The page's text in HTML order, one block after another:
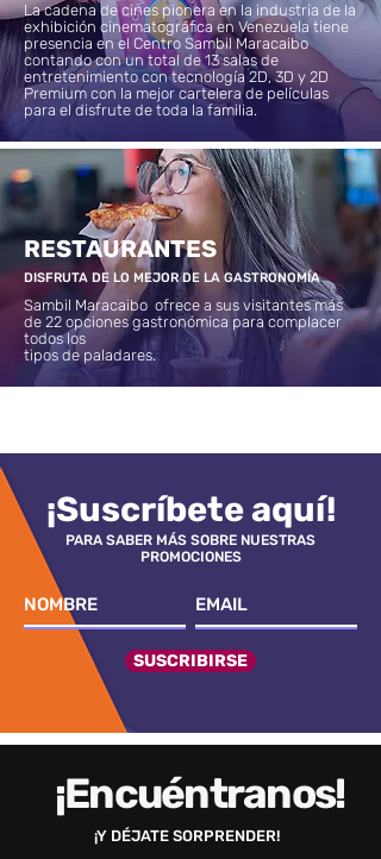
La cadena de cines pionera en la industria de la
exhibición cinematográfica en Venezuela tiene
presencia en el Centro Sambil Maracaibo
contando con un total de 13 salas de
entretenimiento con tecnología 2D, 3D y 2D
Premium con la mejor cartelera de películas
para el disfrute de toda la familia.
RESTAURANTES
DISFRUTA DE LO MEJOR DE LA GASTRONOMÍA
Sambil Maracaibo ofrece a sus visitantes más
de 22 opciones gastronómica para complacer
todos los
tipos de paladares.
¡Suscríbete aquí!
PARA SABER MÁS SOBRE NUESTRAS
PROMOCIONES
SUSCRIBIRSE
¡Encuéntranos!
¡Y DÉJATE SORPRENDER!